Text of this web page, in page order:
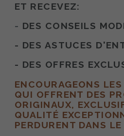
ET RECEVEZ:
- DES CONSEILS
- DES ASTUCES
- DES OFFRES
ENCOURAGEONS
QUI OFFRENT DES
ORIGINAUX,
QUALITÉ
PERDURENT DANS